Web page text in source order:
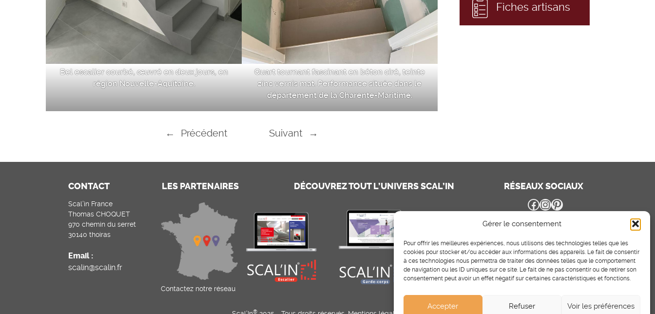
Gérer le consentement
Pour offrir les meilleures expériences, nous utilisons des technologies telles que les
cookies pour stocker et/ou accéder aux informations des appareils. Le fait de consentir
à ces technologies nous permettra de traiter des données telles que le comportement
de navigation ou les ID uniques sur ce site. Le fait de ne pas consentir ou de retirer son
consentement peut avoir un effet négatif sur certaines caractéristiques et fonctions.
Accepter Refuser Voir les préférences
Bel escalier courbé, œuvré en deux jours, en
région Nouvelle-Aquitaine.
Quart tournant fascinant en béton ciré, teinte
zinc vernis mat. Performance située dans le
département de la Charente-Maritime.
← Précédent Suivant →
Fiches artisans
CONTACT
Scal’in France
Thomas CHOQUET
970 chemin du serret
30140 thoiras
Email :
scalin@scalin.fr
LES PARTENAIRES
Contactez notre réseau
DÉCOUVREZ TOUT L’UNIVERS SCAL’IN RÉSEAUX SOCIAUX
Facebook
Instagram
Pinterest
®